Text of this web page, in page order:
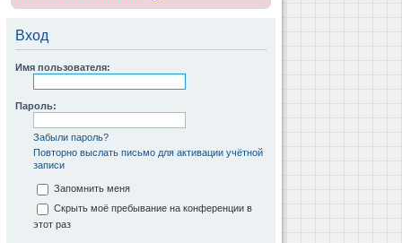
Вход
Имя пользователя:
Пароль:
Забыли пароль?
Повторно выслать письмо для активации учётной
записи
Запомнить меня
Скрыть моё пребывание на конференции в
этот раз